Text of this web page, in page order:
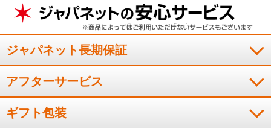
スッキリしたデザインや、コンパクトなところが気に入りまし
た。玄米を焚きましたが、とても美味しく炊けました。とても
満足しております。
K.Y様）
両親にプレゼントしました！
ジャパネット長期保証
アフターサービス
ギフト包装